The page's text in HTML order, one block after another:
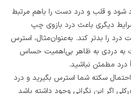
شود و قلب و درد دست را باهم مرتبط
دیگری باعث درد بازوی چپ
را بدتر کند. به‌عنوان‌مثال، استرس
به دردی به ظاهر بی‌اهمیت حساس
مطمئن نباشید.
سکته شما استرس بگیرید و درد
اگر این نگرانی وجود داشته باشد